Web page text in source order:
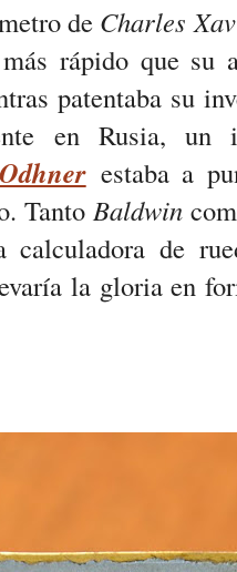
de Charles
rápido que su
patentaba su
en Rusia, un
estaba a
Tanto Baldwin
de
la gloria en